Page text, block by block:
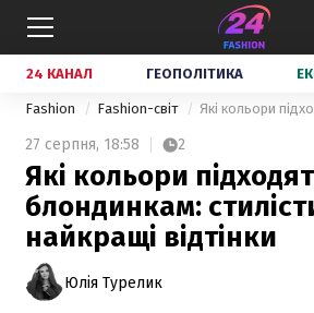
24 КАНАЛ ГЕОПОЛІТИКА
Fashion Fashion-світ
27 серпня, 18:58 2
Які кольори
блондинкам:
найкращі відтінки
Юлія Турелик